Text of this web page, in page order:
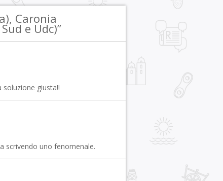
Caronia
e Udc)”
giusta!!
scrivendo uno fenomenale.